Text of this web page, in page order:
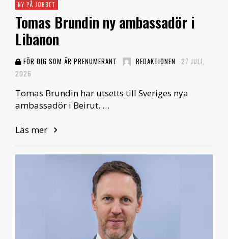
NY PÅ JOBBET
Tomas Brundin ny ambassadör i
Libanon
FÖR DIG SOM ÄR PRENUMERANT REDAKTIONEN
27 JULI,
2026
Tomas Brundin har utsetts till Sveriges nya
ambassadör i Beirut. …
Läs mer